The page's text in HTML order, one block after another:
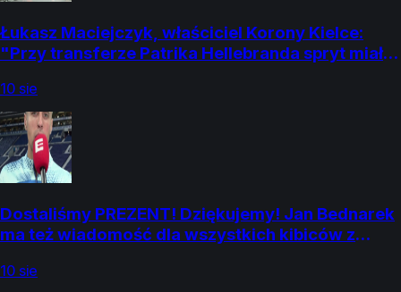
Łukasz Maciejczyk, właściciel Korony Kielce:
"Przy transferze Patrika Hellebranda spryt miał
10 sie
Dostaliśmy PREZENT! Dziękujemy! Jan Bednarek
ma też wiadomość dla wszystkich kibiców z
10 sie